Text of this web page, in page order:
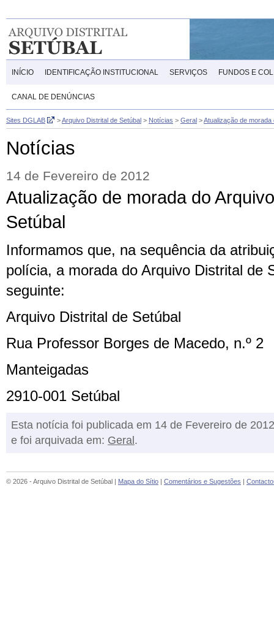
INÍCIO IDENTIFICAÇÃO INSTITUCIONAL SERVIÇOS FUNDOS E
CANAL DE DENÚNCIAS
Sites DGLAB >Arquivo Distrital de Setúbal > Notícias > Geral >Atualização de morada
Notícias
14 de Fevereiro de 2012
Atualização de morada do
Setúbal
Informamos que, na sequência da
polícia, a morada do Arquivo Distrital de
seguinte:
Arquivo Distrital de Setúbal
Rua Professor Borges de Macedo, n.º 2
Manteigadas
2910-001 Setúbal
Esta notícia foi publicada em 14 de Fevereiro de 2012
e foi arquivada em: Geral .
© 2026 - Arquivo Distrital de Setúbal | Mapa do Sítio | Comentários e Sugestões |